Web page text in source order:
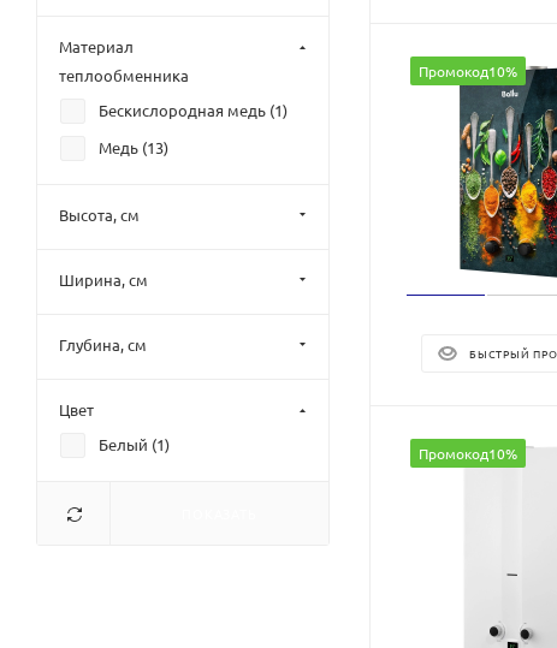
Промокод10%
БЫСТРЫЙ
Промокод10%
Материал
теплообменника
Бескислородная медь (1)
Медь (13)
Высота, см
Ширина, см
Глубина, см
Цвет
Белый (1)